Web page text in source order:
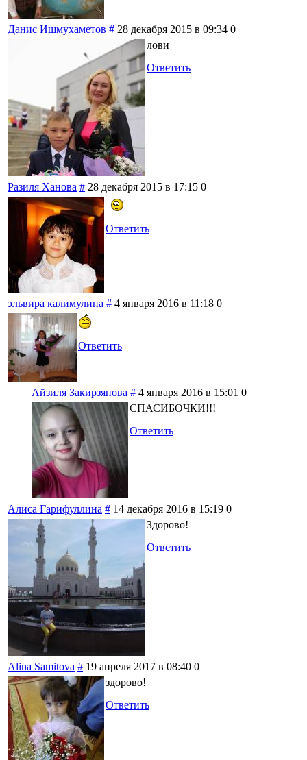
Данис Ишмухаметов # 28 декабря 2015 в 09:34 0
лови +
Ответить
Разиля Ханова # 28 декабря 2015 в 17:15 0
Ответить
эльвира калимулина # 4 января 2016 в 11:18 0
Ответить
Айзиля Закирзянова # 4 января 2016 в 15:01 0
СПАСИБОЧКИ!!!
Ответить
Алиса Гарифуллина # 14 декабря 2016 в 15:19 0
Здорово!
Ответить
Alina Samitova # 19 апреля 2017 в 08:40 0
здорово!
Ответить